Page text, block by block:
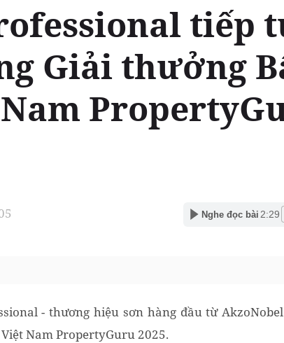
tiếp
Giải thưởng
Nghe đọc bài 2:29
- thương hiệu sơn hàng đầu từ
Nam PropertyGuru 2025.